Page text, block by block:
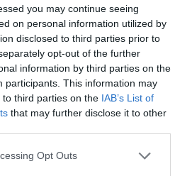
you may continue seeing
on personal information utilized by
disclosed to third parties prior to
opt-out of the further
information by third parties on the
participants. This information may
third parties on the IAB’s List of
that may further disclose it to other
Opt Outs